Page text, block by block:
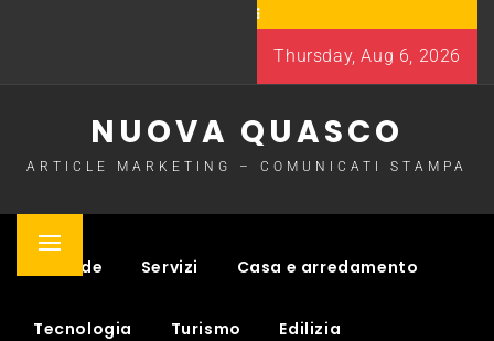
Thursday, Aug 6, 2026
NUOVA QUASCO
ARTICLE MARKETING – COMUNICATI STAMPA
Primary
Aziende Servizi Casa e arredamento
Tecnologia Turismo Edilizia